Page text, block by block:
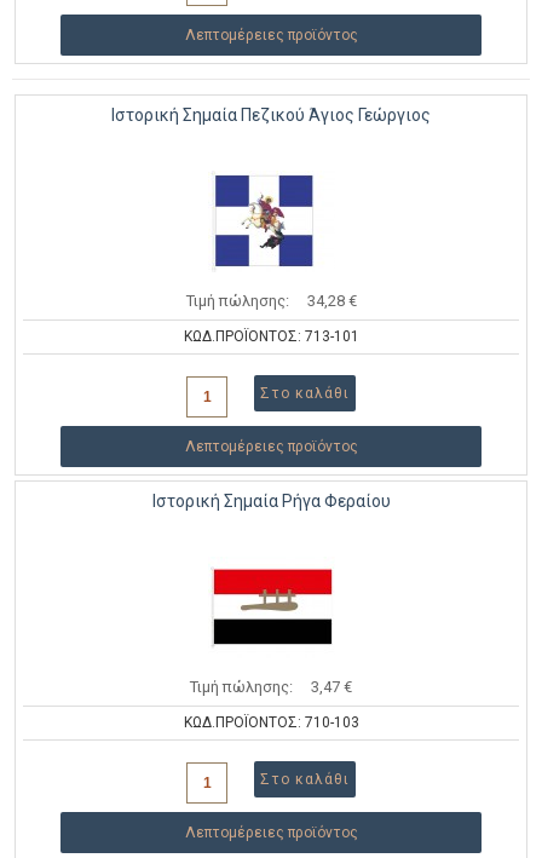
Λεπτομέρειες προϊόντος
Ιστορική Σημαία Πεζικού Άγιος Γεώργιος
Τιμή πώλησης: 34,28 €
ΚΩΔ.ΠΡΟΪΟΝΤΟΣ: 713-101
Λεπτομέρειες προϊόντος
Ιστορική Σημαία Ρήγα Φεραίου
Τιμή πώλησης: 3,47 €
ΚΩΔ.ΠΡΟΪΟΝΤΟΣ: 710-103
Λεπτομέρειες προϊόντος